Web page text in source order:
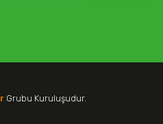
Grubu Kuruluşudur.